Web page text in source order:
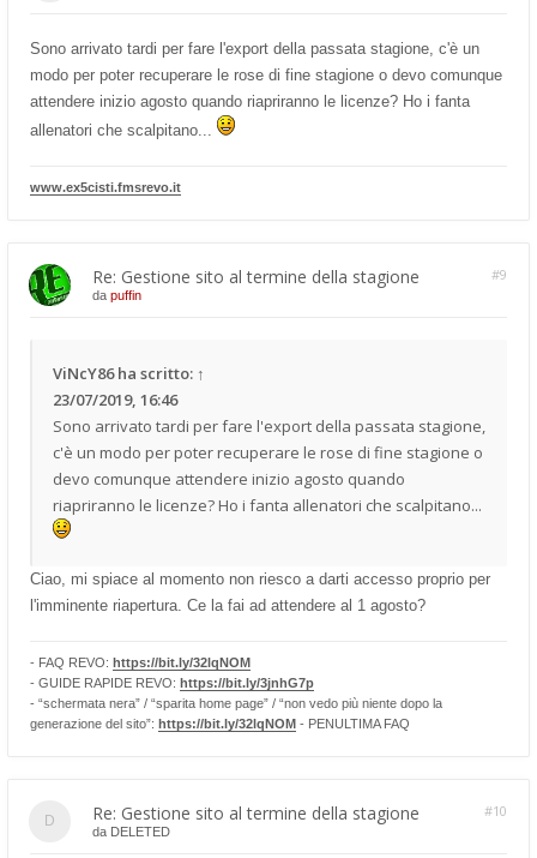
Sono arrivato tardi per fare l'export della passata stagione, c'è un
modo per poter recuperare le rose di fine stagione o devo comunque
attendere inizio agosto quando riapriranno le licenze? Ho i fanta
allenatori che scalpitano...
www.ex5cisti.fmsrevo.it
Re: Gestione sito al termine della stagione #9
da puffin
ViNcY86ha scritto: ↑
23/07/2019, 16:46
Sono arrivato tardi per fare l'export della passata stagione,
c'è un modo per poter recuperare le rose di fine stagione o
devo comunque attendere inizio agosto quando
riapriranno le licenze? Ho i fanta allenatori che scalpitano...
Ciao, mi spiace al momento non riesco a darti accesso proprio per
l'imminente riapertura. Ce la fai ad attendere al 1 agosto?
- FAQ REVO: https://bit.ly/32lqNOM
- GUIDE RAPIDE REVO: https://bit.ly/3jnhG7p
- “schermata nera” / “sparita home page” / “non vedo più niente dopo la
generazione del sito”: https://bit.ly/32lqNOM - PENULTIMA FAQ
Re: Gestione sito al termine della stagione #10
da DELETED